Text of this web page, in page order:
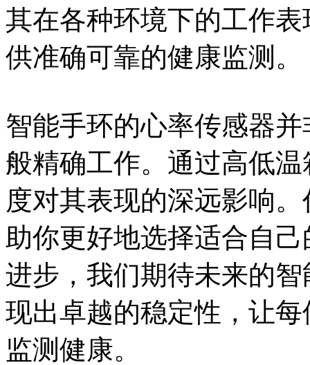
其在各种环境下的工作
供准确可靠的健康监测。
智能手环的心率传感器
般精确工作。通过高低
度对其表现的深远影响
助你更好地选择适合自
进步，我们期待未来的
现出卓越的稳定性，让
监测健康。